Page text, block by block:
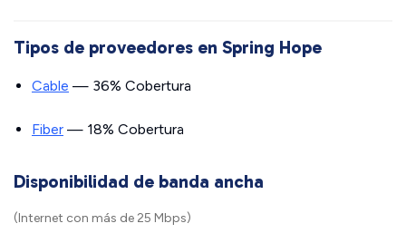
Tipos de proveedores en Spring Hope
Cable — 36% Cobertura
Fiber — 18% Cobertura
Disponibilidad de banda ancha
(Internet con más de 25 Mbps)